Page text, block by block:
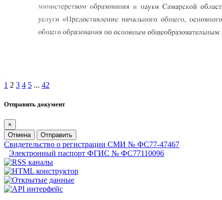
1 2 3 4 5 ... 42
Отправить документ
×
Отмена
Отправить
Свидетельство о регистрации СМИ № ФС77-47467
Электронный паспорт ФГИС № ФС77110096